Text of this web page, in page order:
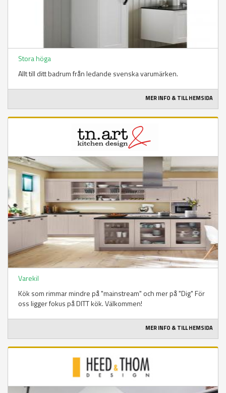
Stora höga
Allt till ditt badrum från ledande svenska varumärken.
MER INFO & TILL HEMSIDA
Varekil
Kök som rimmar mindre på "mainstream" och mer på "Dig" För
oss ligger fokus på DITT kök. Välkommen!
MER INFO & TILL HEMSIDA